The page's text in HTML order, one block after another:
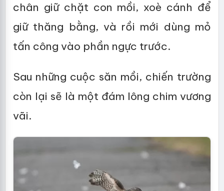
chân giữ chặt con mồi, xoè cánh để
giữ thăng bằng, và rồi mới dùng mỏ
tấn công vào phần ngực trước.
Sau những cuộc săn mồi, chiến trường
còn lại sẽ là một đám lông chim vương
vãi.